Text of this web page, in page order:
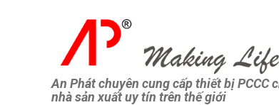
An Phát chuyên cung cấp thiết bị PCCC
nhà sản xuất uy tín trên thế giới